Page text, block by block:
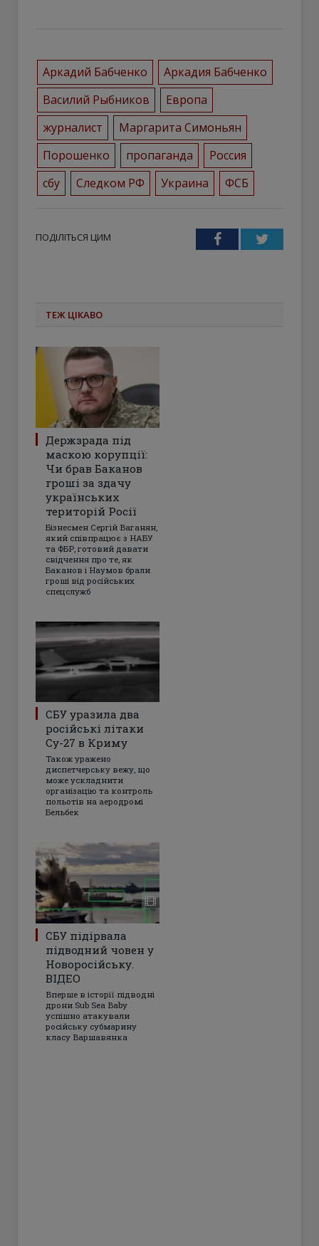
Аркадий Бабченко
Аркадия Бабченко
Василий Рыбников
Европа
журналист
Маргарита Симоньян
Порошенко
пропаганда
Россия
сбу
Следком РФ Украина ФСБ
ПОДІЛІТЬСЯ ЦИМ FacebookTwitter
ТЕЖ ЦІКАВО
Держзрада під
маскою корупції:
Чи брав Баканов
гроші за здачу
українських
територій Росії
Бізнесмен Сергій Ваганян,
який співпрацює з НАБУ
та ФБР, готовий давати
свідчення про те, як
Баканов і Наумов брали
гроші від російських
спецслужб
СБУ уразила два
російські літаки
Су-27 в Криму
Також уражено
диспетчерську вежу, що
може ускладнити
організацію та контроль
польотів на аеродромі
Бельбек
СБУ підірвала
підводний човен у
Новоросійську.
ВІДЕО
Вперше в історії підводні
дрони Sub Sea Baby
успішно атакували
російську субмарину
класу Варшавянка